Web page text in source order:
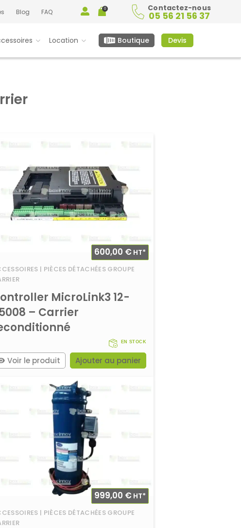
Blog FAQ Mon
compte
Panier
0 Contactez-nous
05 56 21 56 37
Location Boutique Devis
| PIÈCES DÉTACHÉES GROUPE
MicroLink3 12-
– Carrier
EN STOCK
600,00 € HT*
Voir le produit Ajouter au panier
| PIÈCES DÉTACHÉES GROUPE
999,00 € HT*